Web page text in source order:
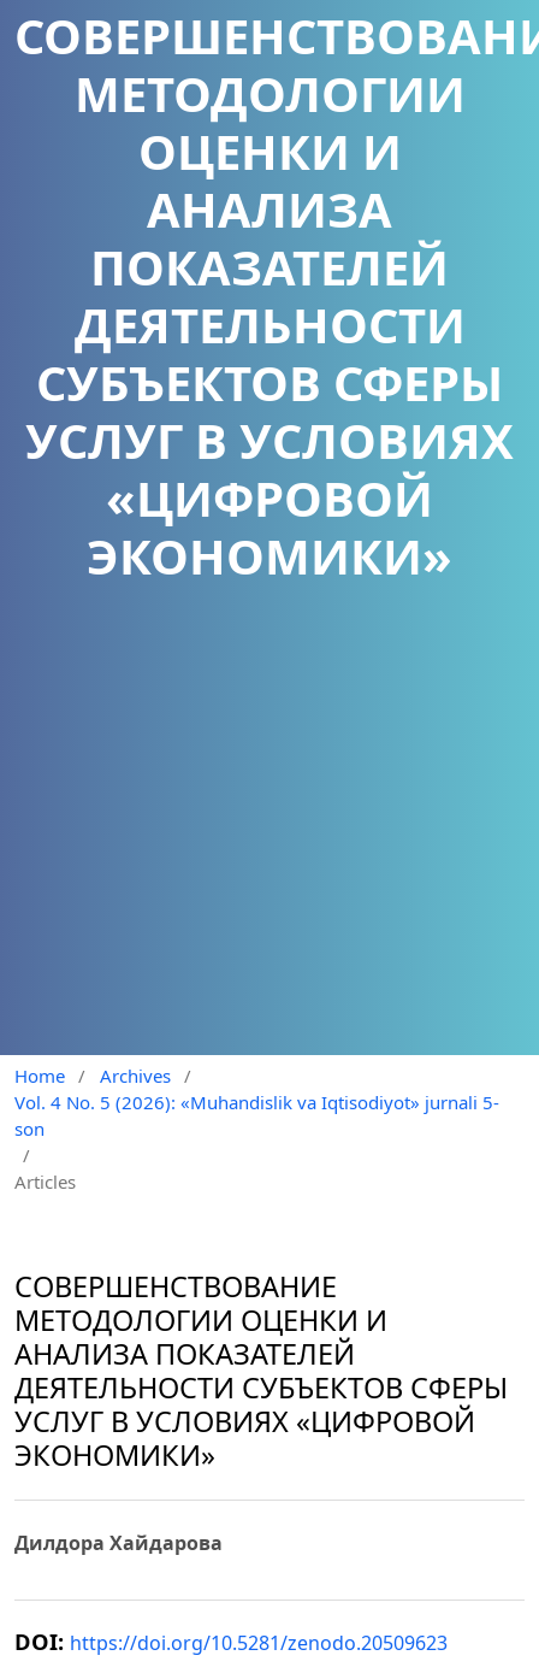
МЕТОДОЛОГИИ
ОЦЕНКИ И
АНАЛИЗА
ПОКАЗАТЕЛЕЙ
ДЕЯТЕЛЬНОСТИ
СУБЪЕКТОВ СФЕРЫ
УСЛУГ В УСЛОВИЯХ
«ЦИФРОВОЙ
ЭКОНОМИКИ»
Home / Archives /
Vol. 4 No. 5 (2026): «Muhandislik va Iqtisodiyot» jurnali 5-
son
/
Articles
СОВЕРШЕНСТВОВАНИЕ
МЕТОДОЛОГИИ ОЦЕНКИ И
АНАЛИЗА ПОКАЗАТЕЛЕЙ
ДЕЯТЕЛЬНОСТИ СУБЪЕКТОВ СФЕРЫ
УСЛУГ В УСЛОВИЯХ «ЦИФРОВОЙ
ЭКОНОМИКИ»
Дилдора Хайдарова
DOI: https://doi.org/10.5281/zenodo.20509623